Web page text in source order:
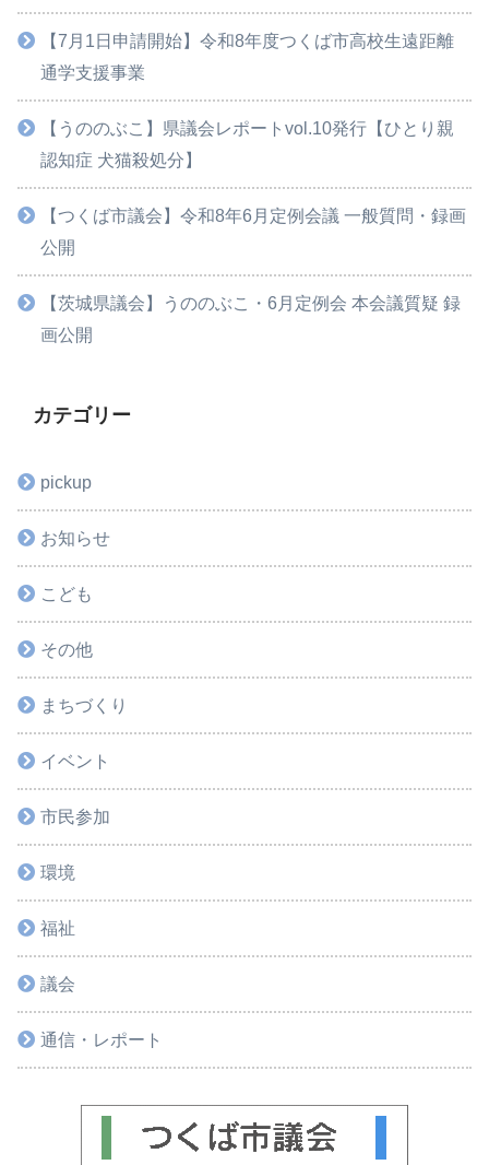
【7月1日申請開始】令和8年度つくば市高校生遠距離
通学支援事業
【うののぶこ】県議会レポートvol.10発行【ひとり親
認知症 犬猫殺処分】
【つくば市議会】令和8年6月定例会議 一般質問・録画
公開
【茨城県議会】うののぶこ・6月定例会 本会議質疑 録
画公開
カテゴリー
pickup
お知らせ
こども
その他
まちづくり
イベント
市民参加
環境
福祉
議会
通信・レポート